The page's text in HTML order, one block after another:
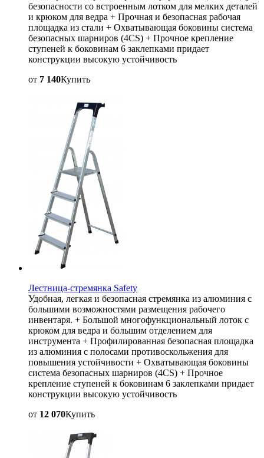
безопасности со встроенным лотком для мелких деталей
и крюком для ведра + Прочная и безопасная рабочая
площадка из стали + Охватывающая боковины система
безопасных шарниров (4CS) + Прочное крепление
ступеней к боковинам 6 заклепками придает
конструкции высокую устойчивость
от 7 140Купить
Лестница-стремянка Safety
Удобная, легкая и безопасная стремянка из алюминия с
большими возможностями размещения рабочего
инвентаря. + Большой многофункциональный лоток с
крюком для ведра и большим отделением для
инструмента + Профилированная безопасная площадка
из алюминия с полосами противоскольжения для
повышения устойчивости + Охватывающая боковины
система безопасных шарниров (4CS) + Прочное
крепление ступеней к боковинам 6 заклепками придает
конструкции высокую устойчивость
от 12 070Купить